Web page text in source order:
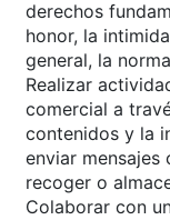
derechos
honor, la
general, la
Realizar
comercial a
contenidos y la
enviar
recoger o
Colaborar con